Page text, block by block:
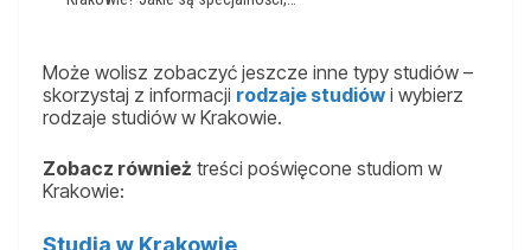
Może wolisz zobaczyć jeszcze inne typy studiów –
skorzystaj z informacji rodzaje studiów i wybierz
rodzaje studiów w Krakowie.
Zobacz również treści poświęcone studiom w
Krakowie:
Studia w Krakowie